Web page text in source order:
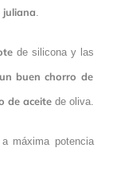
juliana
de silicona y las
buen chorro de
de aceite de oliva.
a máxima potencia